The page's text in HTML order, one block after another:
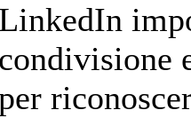
LinkedIn
condivisione